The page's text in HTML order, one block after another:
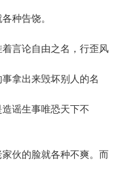
种告饶。
言论自由之名，行歪风
拿出来毁坏别人的名
谣生事唯恐天下不
伙的脸就各种不爽。而